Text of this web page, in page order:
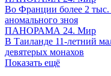
Во Франции более 2 тыс.
аномального зноя
ПАНОРАМА 24. Мир
В Таиланде 11-летний
девятерых монахов
Показать ещё